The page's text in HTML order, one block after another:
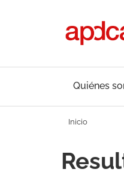
Quiénes
Inicio